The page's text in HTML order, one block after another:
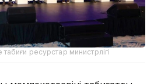
ресурстар министрлігі